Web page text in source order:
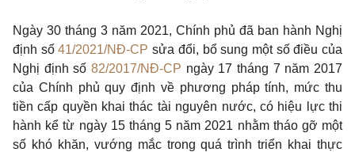
Ngày 30 tháng 3 năm 2021, Chính phủ đã ban hành Nghị
định số41/2021/NĐ-CP sửa đổi, bổ sung một số điều của
Nghị định số 82/2017/NĐ-CP ngày 17 tháng 7 năm 2017
của Chính phủ quy định về phương pháp tính, mức thu
tiền cấp quyền khai thác tài nguyên nước, có hiệu lực thi
hành kể từ ngày 15 tháng 5 năm 2021 nhằm tháo gỡ một
số khó khăn, vướng mắc trong quá trình triển khai thực